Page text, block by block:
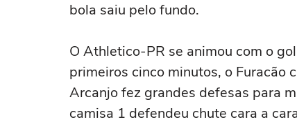
bola saiu pelo fundo.
O Athletico-PR se animou com o
primeiros cinco minutos, o Furacão
Arcanjo fez grandes defesas para
camisa 1 defendeu chute cara a